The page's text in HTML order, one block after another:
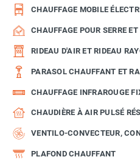
CHAUFFAGE MOBILE
CHAUFFAGE POUR SERRE
RIDEAU D'AIR ET RIDEAU
PARASOL CHAUFFANT ET
CHAUFFAGE INFRAROUGE
CHAUDIÈRE À AIR PULSÉ
VENTILO-CONVECTEUR,
PLAFOND CHAUFFANT